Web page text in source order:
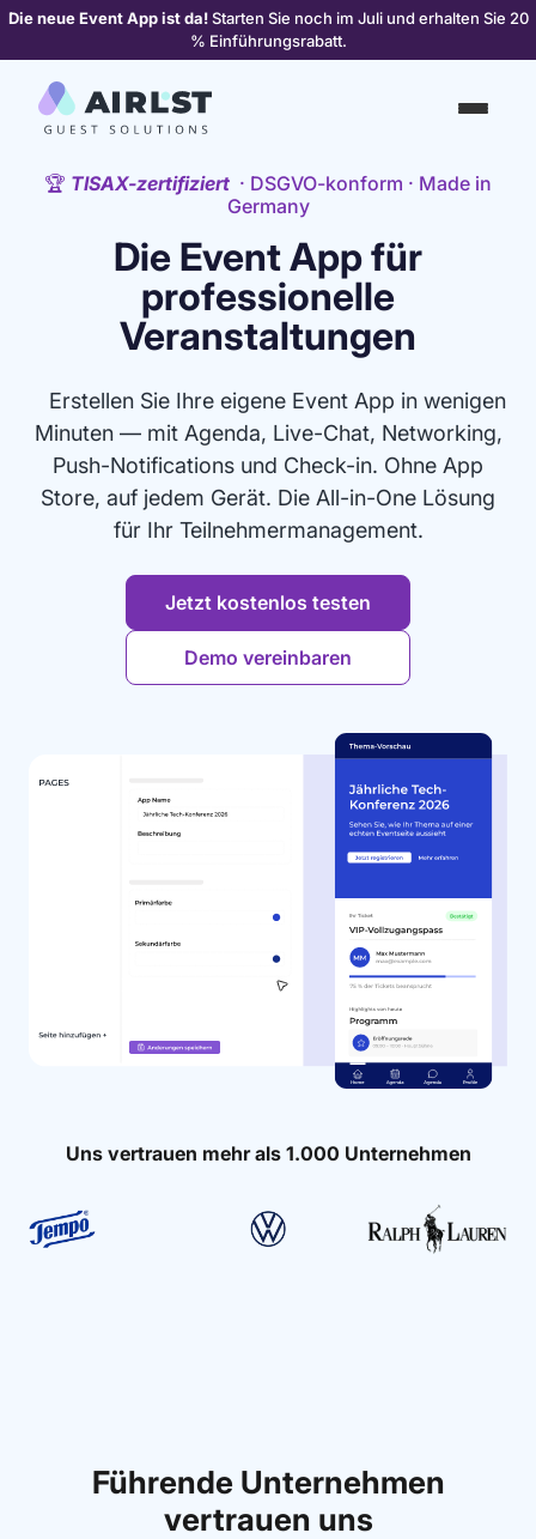
Die neue Event App ist da!Starten Sie noch im Juli und erhalten Sie 20
% Einführungsrabatt.
🏆 TISAX-zertifiziert · DSGVO-konform · Made in
Germany
Die Event App für
professionelle
Veranstaltungen
Erstellen Sie Ihre eigene Event App in wenigen
Minuten — mit Agenda, Live-Chat, Networking,
Push-Notifications und Check-in. Ohne App
Store, auf jedem Gerät. Die All-in-One Lösung
für Ihr Teilnehmermanagement.
Jetzt kostenlos testen
Demo vereinbaren
Uns vertrauen mehr als 1.000 Unternehmen
Führende Unternehmen
vertrauen uns